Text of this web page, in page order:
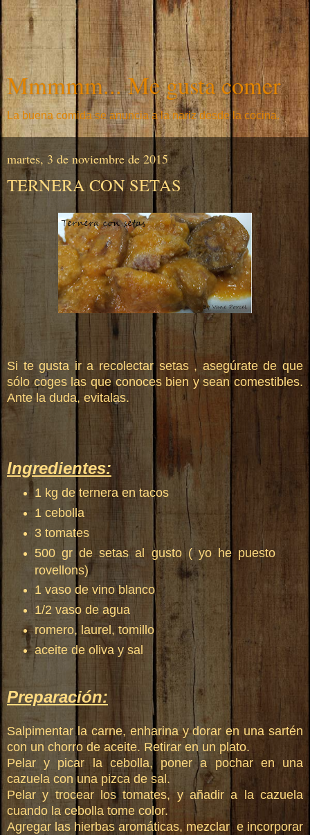
Mmmmm... Me gusta comer
La buena comida se anuncia a la nariz desde la cocina.
martes, 3 de noviembre de 2015
TERNERA CON SETAS
Si te gusta ir a recolectar setas , asegúrate de que
sólo coges las que conoces bien y sean comestibles.
Ante la duda, evitalas.
Ingredientes:
1 kg de ternera en tacos
1 cebolla
3 tomates
500 gr de setas al gusto ( yo he puesto
rovellons)
1 vaso de vino blanco
1/2 vaso de agua
romero, laurel, tomillo
aceite de oliva y sal
Preparación:
Salpimentar la carne, enharina y dorar en una sartén
con un chorro de aceite. Retirar en un plato.
Pelar y picar la cebolla, poner a pochar en una
cazuela con una pizca de sal.
Pelar y trocear los tomates, y añadir a la cazuela
cuando la cebolla tome color.
Agregar las hierbas aromáticas, mezclar e incorporar